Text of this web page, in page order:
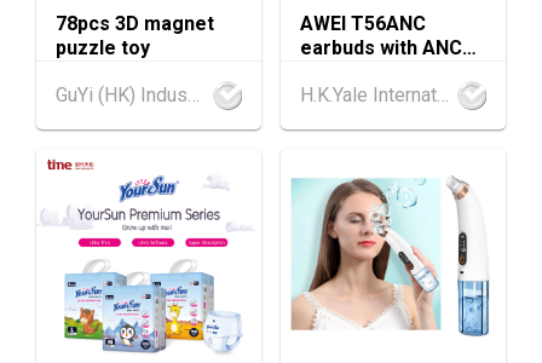
13-17
AUG
香港
13.08.2026 - 17.08.2026
香港贸发局家电‧家居‧博览 2026 (香港会议展
13-17
AUG
13.08.2026 - 17.08.2026
览中心)
25-27
AUG
中国内地
25.08.2026 - 27.08.2026
中国国际纺织⾯料及辅料（秋冬）博览会 (202
6年8月25至27日)
26
香港
26.08.2026
「中小企资援组」网络研讨会系列︰AI「资」
78pcs 3D magnet
puzzle toy
GuYi (HK) Industrial Co.,Limited
AWEI T56ANC
earbuds with ANC
H.K.Yale International Industry Co., Limited